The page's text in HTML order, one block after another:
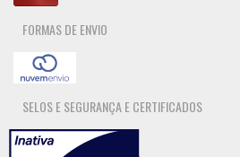
FORMAS DE ENVIO
SELOS E SEGURANÇA E CERTIFICADOS